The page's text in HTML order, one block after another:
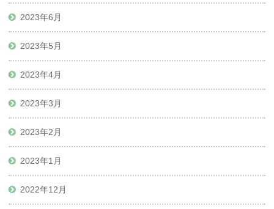
2023年6月
2023年5月
2023年4月
2023年3月
2023年2月
2023年1月
2022年12月